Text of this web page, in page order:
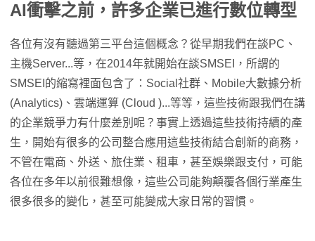
AI衝擊之前，許多企業已進行數位轉型
各位有沒有聽過第三平台這個概念？從早期我們在談PC、
主機Server...等，在2014年就開始在談SMSEI，所謂的
SMSEI的縮寫裡面包含了：Social社群、Mobile大數據分析
(Analytics)、雲端運算 (Cloud )...等等，這些技術跟我們在講
的企業競爭力有什麼差別呢？事實上透過這些技術持續的產
生，開始有很多的公司整合應用這些技術結合創新的商務，
不管在電商、外送、旅住業、租車，甚至娛樂跟支付，可能
各位在多年以前很難想像，這些公司能夠顛覆各個行業產生
很多很多的變化，甚至可能變成大家日常的習慣。